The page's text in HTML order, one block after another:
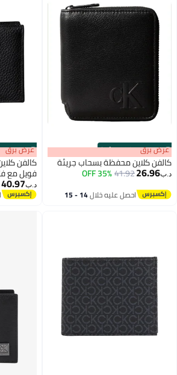
جريئة
14 - 15
00m:00s
·
100% Left عرض برق
كالفن كلاين محفظة مطوية بنقش
فويل مع فتحات للبطاقات
احصل عليه خلال 14 - 15